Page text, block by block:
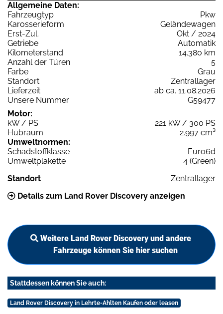
Allgemeine Daten:
Fahrzeugtyp
Pkw
Karosserieform
Geländewagen
Erst-Zul.
Okt / 2024
Getriebe
Automatik
Kilometerstand
14.380 km
Anzahl der Türen
5
Farbe
Grau
Standort
Zentrallager
Lieferzeit
ab ca. 11.08.2026
Unsere Nummer
G59477
Motor:
kW / PS
221 kW / 300 PS
Hubraum
2.997 cm³
Umweltnormen:
Schadstoffklasse
Euro6d
Umweltplakette
4 (Green)
Standort
Zentrallager
Details zum Land Rover Discovery anzeigen
Weitere Land Rover Discovery und andere
Fahrzeuge können Sie hier suchen
Stattdessen können Sie auch:
Land Rover Discovery in Lehrte-Ahlten Kaufen oder leasen